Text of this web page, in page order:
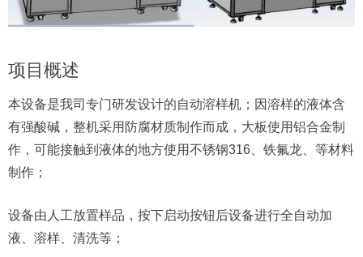
项目概述
本设备是我司专门研发设计的自动溶样机；因溶样的液体含
有强酸碱，整机采用防腐材质制作而成，大板使用铝合金制
作，可能接触到液体的地方使用不锈钢316、铁氟龙、等材料
制作；
设备由人工放置样品，按下启动按钮后设备进行全自动加
液、溶样、清洗等；